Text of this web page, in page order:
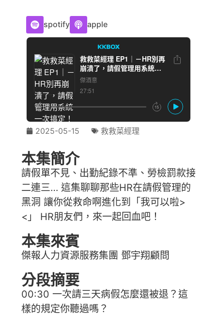
spotify apple
2025-05-15 救救菜經理
本集簡介
請假單不見、出勤紀錄不準、勞檢罰款接
二連三… 這集聊聊那些HR在請假管理的
黑洞 讓你從救命啊進化到「我可以啦>
<」 HR朋友們，來一起回血吧！
本集來賓
傑報人力資源服務集團 鄧宇翔顧問
分段摘要
00:30 一次請三天病假怎麼還被退？這
樣的規定你聽過嗎？